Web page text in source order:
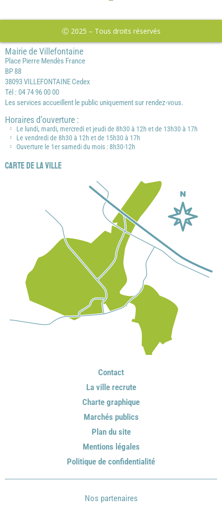
Ⓒ 2025 – Tous droits réservés
Mairie de Villefontaine
Place Pierre Mendès France
BP 88
38093 VILLEFONTAINE Cedex
Tél : 04 74 96 00 00
Les services accueillent le public uniquement sur rendez-vous.
Horaires d’ouverture :
Le lundi, mardi, mercredi et jeudi de 8h30 à 12h et de 13h30 à 17h
Le vendredi de 8h30 à 12h et de 15h30 à 17h
Ouverture le 1er samedi du mois : 8h30-12h
Carte de la ville
Contact
La ville recrute
Charte graphique
Marchés publics
Plan du site
Mentions légales
Politique de confidentialité
Nos partenaires